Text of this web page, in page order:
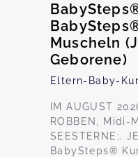
Muscheln
Geborene)
Eltern-Baby-
IM AUGUST
ROBBEN, Midi-
SEESTERNE;.
BabySteps®